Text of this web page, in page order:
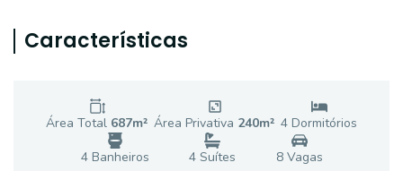
Características
Área Total 687m² Área Privativa 240m² 4 Dormitórios
4Banheiros 4 Suítes 8Vagas